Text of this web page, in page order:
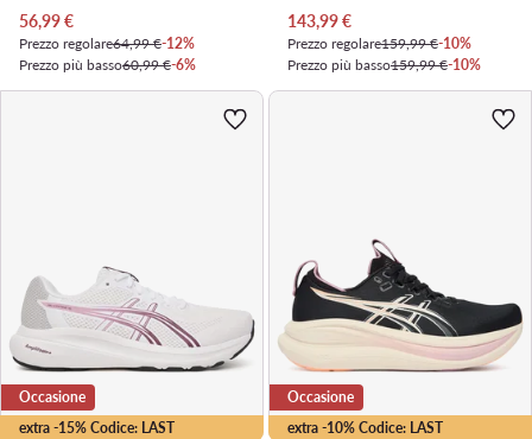
Prezzo attuale
56,99€
Prezzo regolare64,99 €-12%
Prezzo più basso60,99 €-6%
Prezzo attuale
143,99€
Prezzo regolare159,99 €-10%
Prezzo più basso159,99 €-10%
extra -15% Codice: LAST
Occasione
extra -10% Codice: LAST
Occasione